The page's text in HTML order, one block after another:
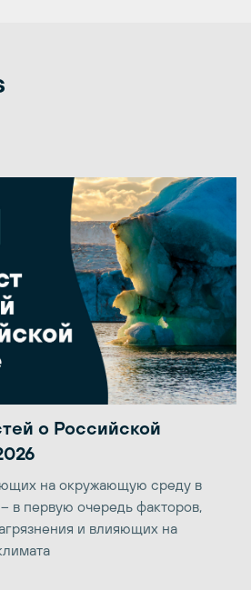
о Российской
на окружающую среду в
в первую очередь факторов,
и влияющих на